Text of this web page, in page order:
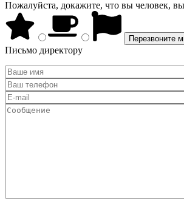
Пожалуйста, докажите, что вы человек,
Письмо директору